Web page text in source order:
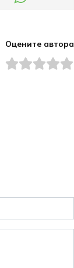
Оцените автора